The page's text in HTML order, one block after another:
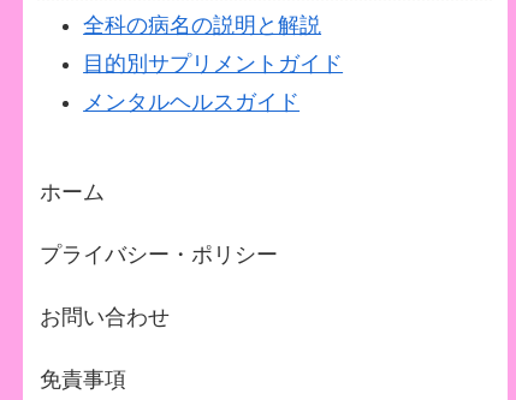
全科の病名の説明と解説
目的別サプリメントガイド
メンタルヘルスガイド
ホーム
プライバシー・ポリシー
お問い合わせ
免責事項